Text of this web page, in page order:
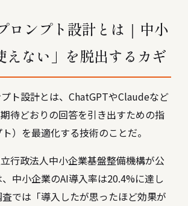
ロンプト設計とは｜中小
えない」を脱出するカギ
ト設計とは、ChatGPTやClaudeなど
待どおりの回答を引き出すための指
）を最適化する技術のことだ。
行政法人中小企業基盤整備機構が公
中小企業のAI導入率は20.4%に達し
では「導入したが思ったほど効果が